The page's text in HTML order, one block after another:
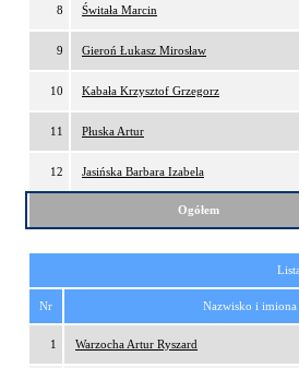
8 Świtała Marcin
9 Gieroń Łukasz Mirosław
10 Kabała Krzysztof Grzegorz
11 Płuska Artur
12 Jasińska Barbara Izabela
Ogółem
Nr Nazwisko i imiona
1 Warzocha Artur Ryszard